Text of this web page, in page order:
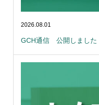
2026.08.01
GCH通信 公開しました